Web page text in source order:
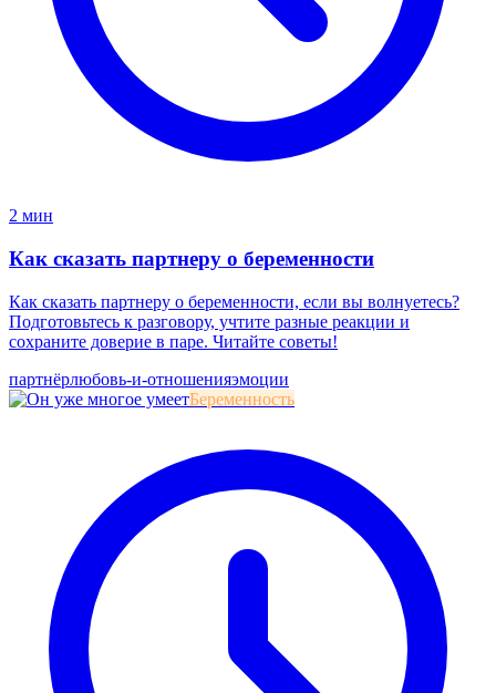
2 мин
Как сказать партнеру о беременности
Как сказать партнеру о беременности, если вы волнуетесь?
Подготовьтесь к разговору, учтите разные реакции и
сохраните доверие в паре. Читайте советы!
партнёрлюбовь-и-отношенияэмоции
Беременность